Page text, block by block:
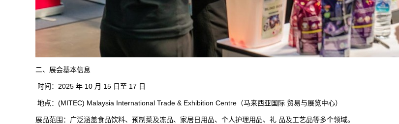
二、展会基本信息
时间：2025 年 10 月 15 日至 17 日
地点：(MITEC) Malaysia International Trade & Exhibition Centre（马来西亚国际 贸易与展览中心）
展品范围：广泛涵盖食品饮料、预制菜及冻品、家居日用品、个人护理用品、礼 品及工艺品等多个领域。